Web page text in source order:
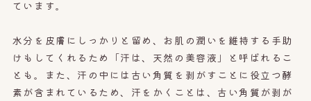
ています。
水分を皮膚にしっかりと留め、お肌の潤いを維持する手助
けもしてくれるため「汗は、天然の美容液」と呼ばれるこ
とも。また、汗の中には古い角質を剥がすことに役立つ酵
素が含まれているため、汗をかくことは、古い角質が剥が